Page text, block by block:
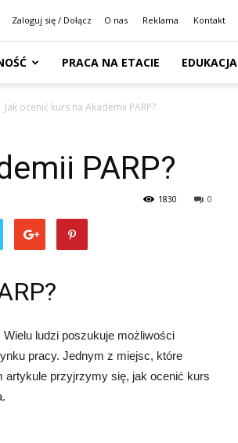
Zaloguj się / Dołącz O nas Reklama Kontakt
PRACA NA ETACIE EDUKACJA
Jak ocenić kurs na Akademii PARP?
PARP?
0
1830
ludzi poszukuje możliwości
pracy. Jednym z miejsc, które
artykule przyjrzymy się, jak ocenić kurs